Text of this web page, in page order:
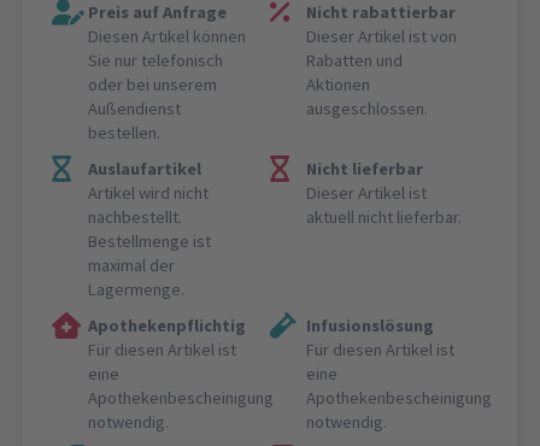
Preis auf Anfrage
Diesen Artikel können
Sie nur telefonisch
oder bei unserem
Außendienst
bestellen.
Nicht rabattierbar
Dieser Artikel ist von
Rabatten und
Aktionen
ausgeschlossen.
Auslaufartikel
Artikel wird nicht
nachbestellt.
Bestellmenge ist
maximal der
Lagermenge.
Nicht lieferbar
Dieser Artikel ist
aktuell nicht lieferbar.
Apothekenpflichtig
Für diesen Artikel ist
eine
Apothekenbescheinigung
notwendig.
Infusionslösung
Für diesen Artikel ist
eine
Apothekenbescheinigung
notwendig.